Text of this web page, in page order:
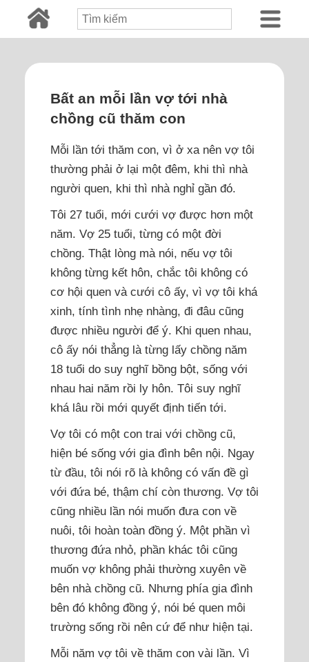
Bất an mỗi lần vợ tới nhà
chồng cũ thăm con
Mỗi lần tới thăm con, vì ở xa nên vợ tôi
thường phải ở lại một đêm, khi thì nhà
người quen, khi thì nhà nghỉ gần đó.
Tôi 27 tuổi, mới cưới vợ được hơn một
năm. Vợ 25 tuổi, từng có một đời
chồng. Thật lòng mà nói, nếu vợ tôi
không từng kết hôn, chắc tôi không có
cơ hội quen và cưới cô ấy, vì vợ tôi khá
xinh, tính tình nhẹ nhàng, đi đâu cũng
được nhiều người để ý. Khi quen nhau,
cô ấy nói thẳng là từng lấy chồng năm
18 tuổi do suy nghĩ bồng bột, sống với
nhau hai năm rồi ly hôn. Tôi suy nghĩ
khá lâu rồi mới quyết định tiến tới.
Vợ tôi có một con trai với chồng cũ,
hiện bé sống với gia đình bên nội. Ngay
từ đầu, tôi nói rõ là không có vấn đề gì
với đứa bé, thậm chí còn thương. Vợ tôi
cũng nhiều lần nói muốn đưa con về
nuôi, tôi hoàn toàn đồng ý. Một phần vì
thương đứa nhỏ, phần khác tôi cũng
muốn vợ không phải thường xuyên về
bên nhà chồng cũ. Nhưng phía gia đình
bên đó không đồng ý, nói bé quen môi
trường sống rồi nên cứ để như hiện tại.
Mỗi năm vợ tôi về thăm con vài lần. Vì